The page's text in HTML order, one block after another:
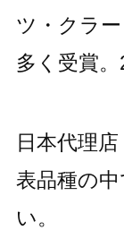
ツ・クラ
多く受賞。
日本代理
表品種の
い。